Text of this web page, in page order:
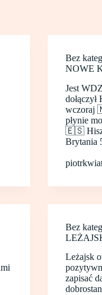
Bez
NOWE
Jest
wczoraj
płynie
🇪🇸
Bez
Leżajsk
zapisać